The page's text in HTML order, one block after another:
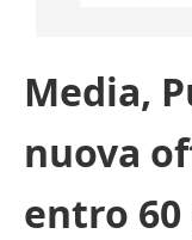
Media,
nuova
entro